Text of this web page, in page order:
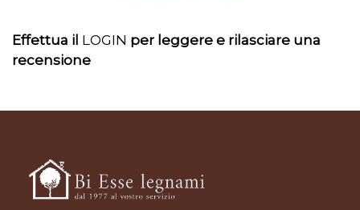
Effettua il LOGIN per leggere e rilasciare una
recensione